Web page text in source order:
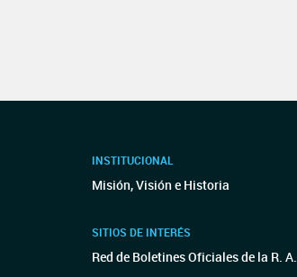
INSTITUCIONAL
Misión, Visión e Historia
SITIOS DE INTERÉS
Red de Boletines Oficiales de la R. A.